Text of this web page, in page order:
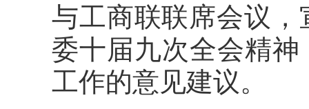
与工商联联席会议
委十届九次全会精神
工作的意见建议。